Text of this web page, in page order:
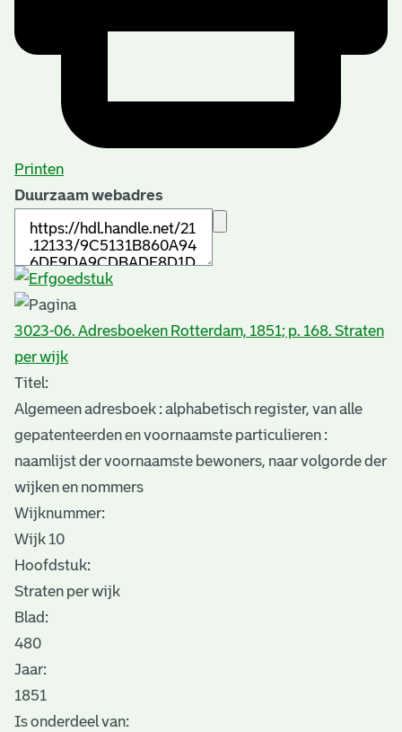
Printen
Duurzaam webadres
3023-06. Adresboeken Rotterdam, 1851; p. 168. Straten
per wijk
Titel:
Algemeen adresboek : alphabetisch register, van alle
gepatenteerden en voornaamste particulieren :
naamlijst der voornaamste bewoners, naar volgorde der
wijken en nommers
Wijknummer:
Wijk 10
Hoofdstuk:
Straten per wijk
Blad:
480
Jaar:
1851
Is onderdeel van: